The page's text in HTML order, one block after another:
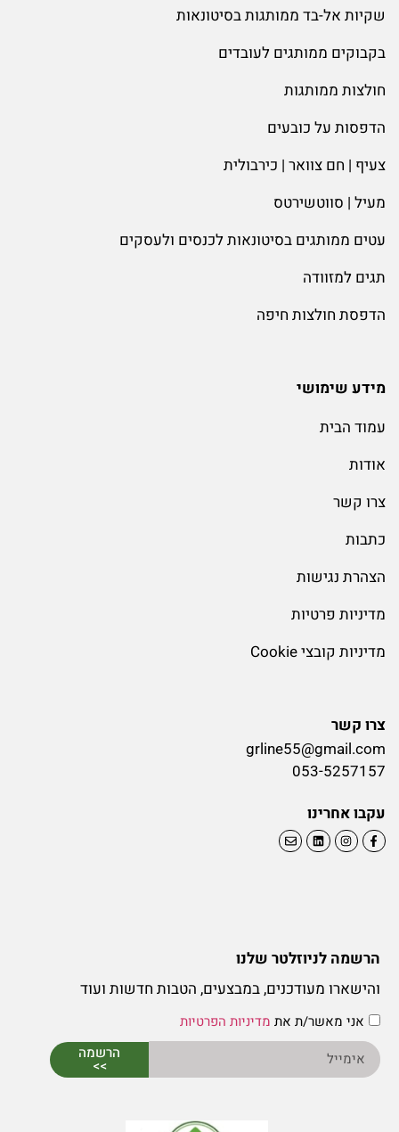
שקיות אל-בד ממותגות בסיטונאות
בקבוקים ממותגים לעובדים
חולצות ממותגות
הדפסות על כובעים
צעיף | חם צוואר | כירבולית
מעיל | סווטשירטס
עטים ממותגים בסיטונאות לכנסים ולעסקים
תגים למזוודה
הדפסת חולצות חיפה
מידע שימושי
עמוד הבית
אודות
צרו קשר
כתבות
הצהרת נגישות
מדיניות פרטיות
מדיניות קובצי Cookie
צרו קשר
grline55@gmail.com
053-5257157
עקבו אחרינו
הרשמה לניוזלטר שלנו
והישארו מעודכנים, במבצעים, הטבות חדשות ועוד
אני מאשר/ת את מדיניות הפרטיות
הרשמה
>>